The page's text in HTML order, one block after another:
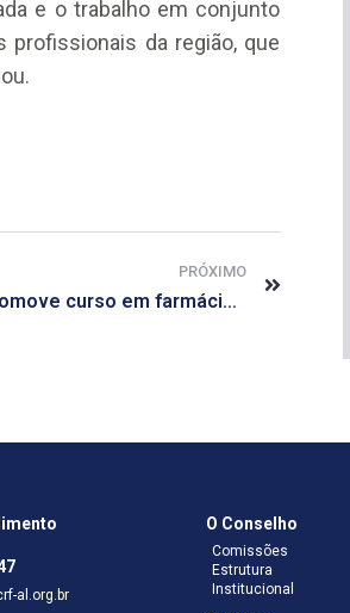
e o trabalho em conjunto
profissionais da região, que
PRÓXIMO
CRF/AL promove curso em farmácia estética no sábado, 27
al.org.br
O Conselho
Comissões
Estrutura
Institucional